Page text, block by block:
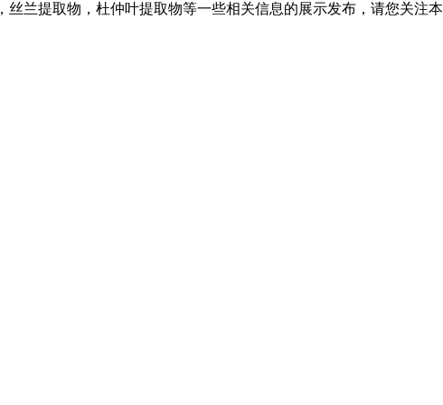
，丝兰提取物，杜仲叶提取物等一些相关信息的展示发布，请您关注